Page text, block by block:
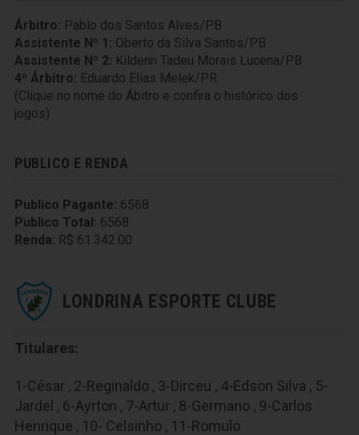
Árbitro: Pablo dos Santos Alves/PB
Assistente Nº 1: Oberto da Silva Santos/PB
Assistente Nº 2: Kildenn Tadeu Morais Lucena/PB
4º Árbitro: Eduardo Elias Melek/PR
(Clique no nome do Ábitro e confira o histórico dos
jogos)
PUBLICO E RENDA
Publico Pagante: 6568
Publico Total: 6568
Renda: R$ 61.342.00
LONDRINA ESPORTE CLUBE
Titulares:
1-César , 2-Reginaldo , 3-Dirceu , 4-Edson Silva , 5-
Jardel , 6-Ayrton , 7-Artur , 8-Germano , 9-Carlos
Henrique , 10- Celsinho , 11-Romulo